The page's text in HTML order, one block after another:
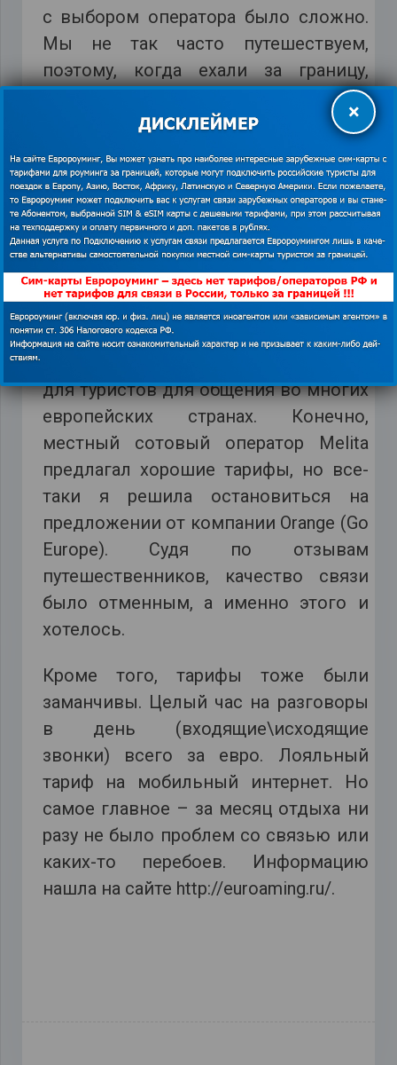
с выбором оператора было сложно.
Мы не так часто путешествуем,
поэтому, когда ехали за границу,
выбирали предложения местных
операторов, так как других варианты
на тот момент были менее
выгодными. В принципе, так можно
было сделать и на Мальте, но не
хотелось выбрасывать деньги на
ветер. Ведь потом местная сим-карта
будет не пригодна. Поэтому я начала
мониторить и анализировать
предложения компаний, которые
для туристов для общения во многих
европейских странах. Конечно,
местный сотовый оператор Melita
предлагал хорошие тарифы, но все-
таки я решила остановиться на
предложении от компании Orange (Go
Europe). Судя по отзывам
путешественников, качество связи
было отменным, а именно этого и
хотелось.
Кроме того, тарифы тоже были
заманчивы. Целый час на разговоры
в день (входящие\исходящие
звонки) всего за евро. Лояльный
тариф на мобильный интернет. Но
самое главное – за месяц отдыха ни
разу не было проблем со связью или
каких-то перебоев. Информацию
нашла на сайте http://euroaming.ru/.
×